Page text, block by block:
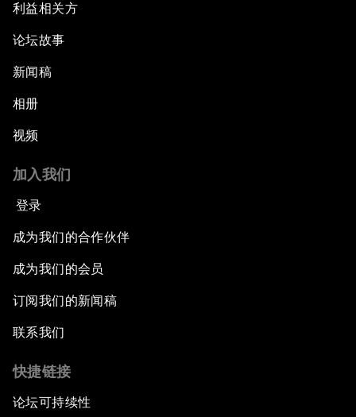
利益相关方
论坛故事
新闻稿
相册
视频
加入我们
登录
成为我们的合作伙伴
成为我们的会员
订阅我们的新闻稿
联系我们
快捷链接
论坛可持续性